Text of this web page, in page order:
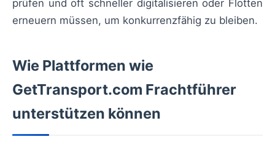
prüfen und oft schneller digitalisieren oder Flotten
erneuern müssen, um konkurrenzfähig zu bleiben.
Wie Plattformen wie
GetTransport.com Frachtführer
unterstützen können